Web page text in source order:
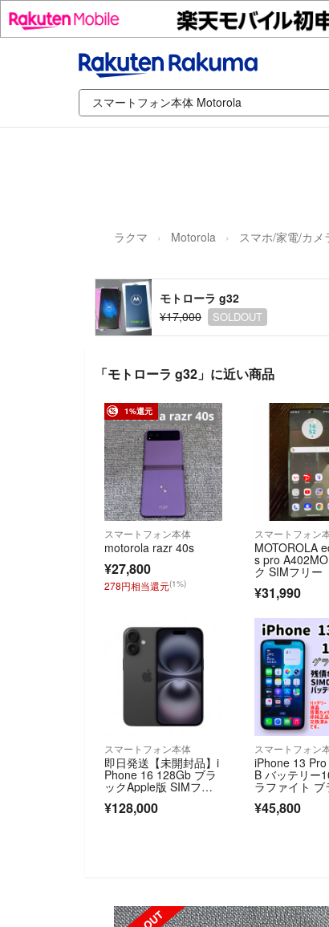
ラクマ Motorola スマホ/家電/カメ
モトローラ g32
¥17,000
SOLDOUT
「モトローラ g32」に近い商品
1%還元
スマートフォン本体
motorola razr 40s
¥27,800
278円相当還元(1%)
スマートフォン
MOTOROLA
s pro
ク SIMフリー
¥31,990
スマートフォン本体
即日発送【未開封品】i
Phone 16 128Gb ブラ
ックApple版 SIMフリ
¥128,000
スマートフォン
iPhone 13
B バッテリー
ラファイト ブ
¥45,800
SOLD OUT